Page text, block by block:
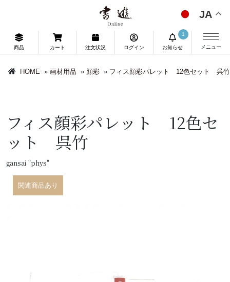
JA
商品 カート 注文状況 ログイン お知らせ
1
メニュー
HOME » 画材用品 » 顔彩 » フィス顔彩パレット 12色セット 呉竹
フィス顔彩パレット 12色セ
ット 呉竹
gansai "phys"
関連商品あり